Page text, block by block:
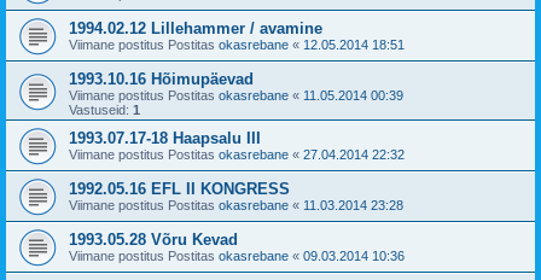
1994.02.12 Lillehammer / avamine
Viimane postitus Postitas okasrebane « 12.05.2014 18:51
1993.10.16 Hõimupäevad
Viimane postitus Postitas okasrebane « 11.05.2014 00:39
Vastuseid: 1
1993.07.17-18 Haapsalu III
Viimane postitus Postitas okasrebane « 27.04.2014 22:32
1992.05.16 EFL II KONGRESS
Viimane postitus Postitas okasrebane « 11.03.2014 23:28
1993.05.28 Võru Kevad
Viimane postitus Postitas okasrebane « 09.03.2014 10:36